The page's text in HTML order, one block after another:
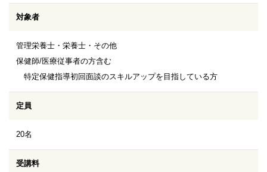
対象者
管理栄養士・栄養士・その他
保健師/医療従事者の方含む
特定保健指導初回面談のスキルアップを目指している方
定員
20名
受講料